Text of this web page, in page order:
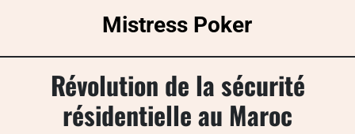
Mistress Poker
Révolution de la sécurité
résidentielle au Maroc